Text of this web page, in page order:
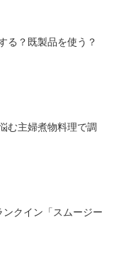
る？既製品を使う？
む主婦煮物料理で調
ンクイン「スムージー